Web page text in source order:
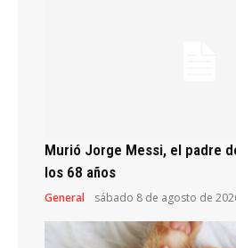
Murió Jorge Messi, el padre
los 68 años
General sábado 8 de agosto de